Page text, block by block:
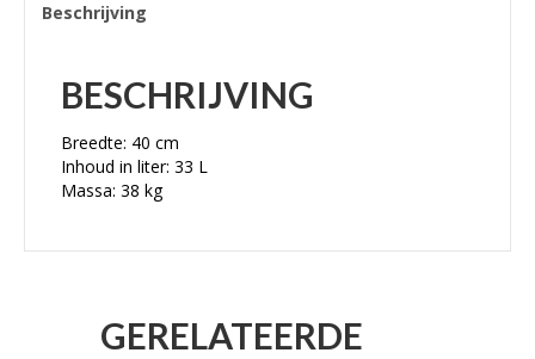
Beschrijving
BESCHRIJVING
Breedte: 40 cm
Inhoud in liter: 33 L
Massa: 38 kg
GERELATEERDE